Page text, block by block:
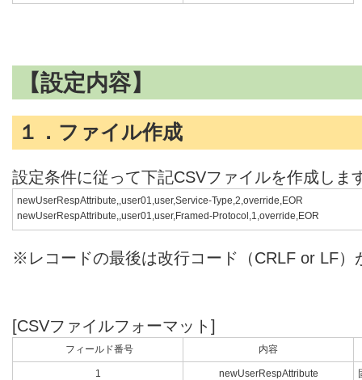
【設定内容】
１．ファイル作成
設定条件に従って下記CSVファイルを作成しま
newUserRespAttribute,,user01,user,Service-Type,2,override,EOR
newUserRespAttribute,,user01,user,Framed-Protocol,1,override,EOR
※レコードの最後は改行コード（CRLF or LF）
[CSVファイルフォーマット]
フィールド番号 内容
1 newUserRespAttribute